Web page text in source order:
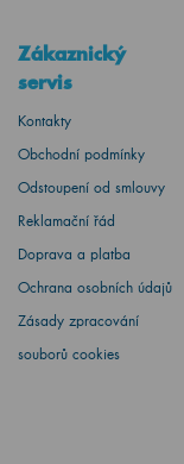
Zákaznický
servis
Kontakty
Obchodní podmínky
Odstoupení od smlouvy
Reklamační řád
Doprava a platba
Ochrana osobních údajů
Zásady zpracování
souborů cookies